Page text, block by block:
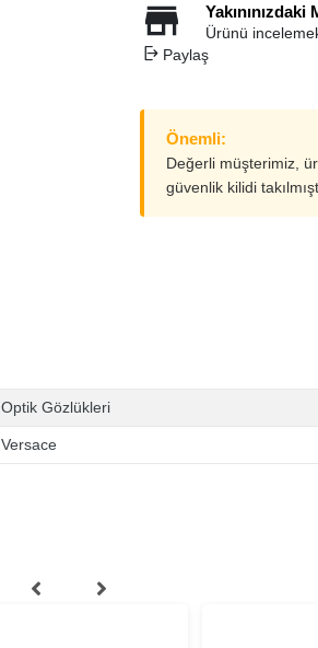
Yakınınızdaki
Ürünü
Paylaş
Önemli:
Değerli müşterimiz,
güvenlik kilidi
Optik Gözlükleri
Versace